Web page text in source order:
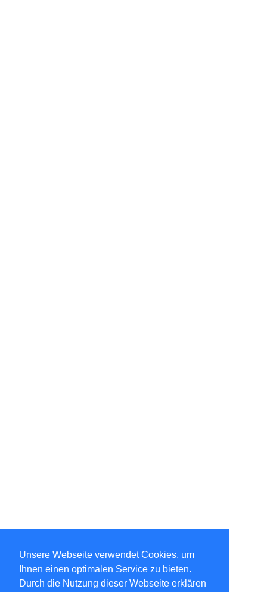
Unsere Webseite verwendet Cookies, um
Ihnen einen optimalen Service zu bieten.
Durch die Nutzung dieser Webseite erklären